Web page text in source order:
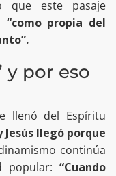
que este pasaje
“como propia del
y por eso
llenó del Espíritu
Jesús llegó porque
continúa
popular: “Cuando